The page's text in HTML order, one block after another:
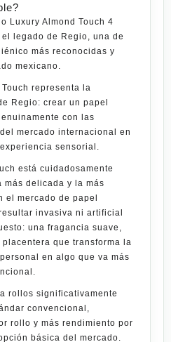
Luxury Almond Touch 4
legado de Regio , una de
más reconocidas y
mexicano.
representa la
Regio: crear un papel
con las
mercado internacional en
sensorial.
está cuidadosamente
delicada y la más
el mercado de papel
invasiva ni artificial
una fragancia suave,
que transforma la
en algo que va más
rollos significativamente
convencional,
rollo y más rendimiento por
básica del mercado.